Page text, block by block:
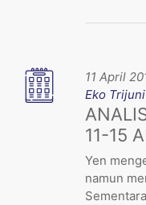
11 April
Eko Trijuni
11-15
Yen
namun